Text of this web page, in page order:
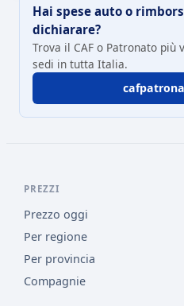
Hai spese auto o
dichiarare?
Trova il CAF o Patronato
sedi in tutta Italia.
PREZZI
Prezzo oggi
Per regione
Per provincia
Compagnie